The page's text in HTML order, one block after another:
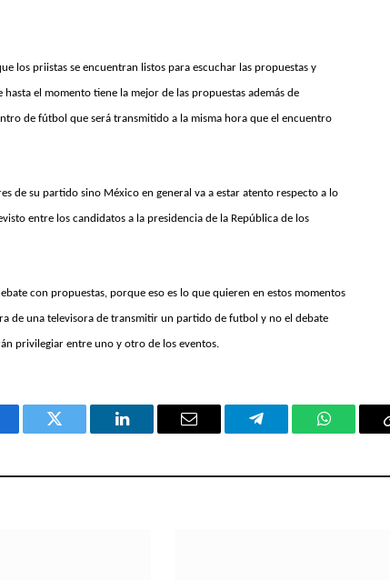
los priistas se encuentran listos para escuchar las propuestas y
el momento tiene la mejor de las propuestas además de
de fútbol que será transmitido a la misma hora que el encuentro
de su partido sino México en general va a estar atento respecto a lo
entre los candidatos a la presidencia de la República de los
con propuestas, porque eso es lo que quieren en estos momentos
de una televisora de transmitir un partido de futbol y no el debate
privilegiar entre uno y otro de los eventos.
Twitter LinkedIn Email Telegram